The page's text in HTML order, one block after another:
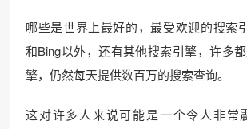
哪些是世界上最好的，最受欢迎的搜索
和Bing以外，还有其他搜索引擎，许多
擎，仍然每天提供数百万的搜索查询。
这对许多人来说可能是一个令人非常